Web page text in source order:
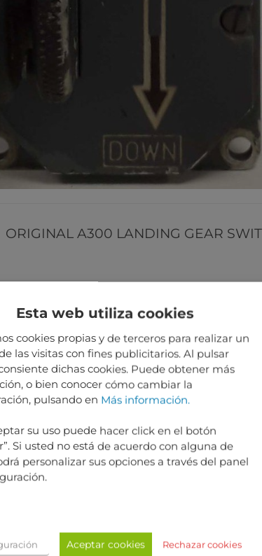
ORIGINAL A300 LANDING GEAR
WEIGHT
DIMENSIONS
serviciable.
Esta web utiliza cookies
cookies propias y de terceros para realizar un
las visitas con fines publicitarios. Al pulsar
dichas cookies. Puede obtener más
o bien conocer cómo cambiar la
pulsando en Más información.
su uso puede hacer click en el botón
Si usted no está de acuerdo con alguna de
personalizar sus opciones a través del panel
Aceptar cookies Rechazar cookies